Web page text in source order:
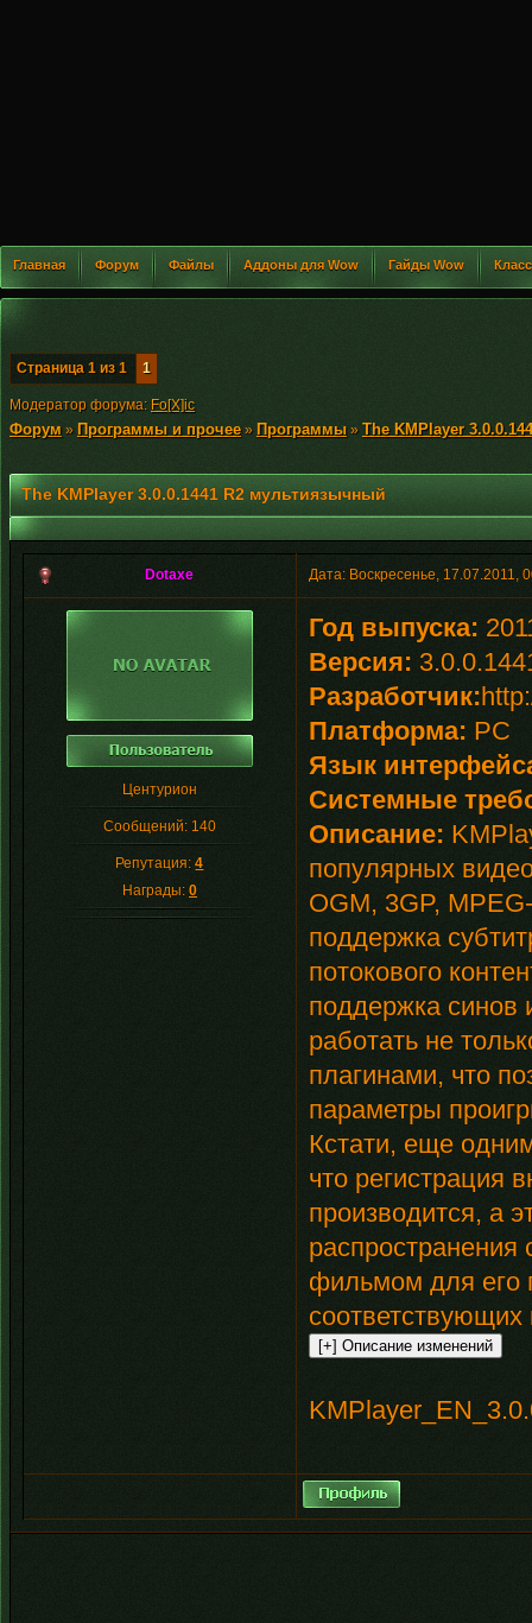
Главная Форум Файлы Аддоны для Wow Гайды Wow
Страница 1 из 1 1
Модератор форума: Fo[X]ic
Форум » Программы и прочее» Программы » The KMPlayer
The KMPlayer 3.0.0.1441 R2 мультиязычный
Dotaxe Дата: Воскресенье,
Центурион
Сообщений: 140
Репутация:4
Награды: 0
Год выпуска:
Версия:
Разработчик:
Платформа: PC
Язык
Системные
Описание:
популярных
OGM, 3GP,
поддержка
потокового
поддержка синов
работать не
плагинами, что
параметры
Кстати, еще
что регистрация
производится, а
распространения
фильмом для его
соответствующих